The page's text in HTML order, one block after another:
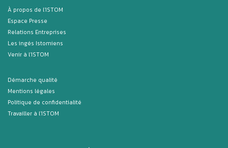
À propos de l'ISTOM
Espace Presse
Relations Entreprises
Les ingés Istomiens
Venir à l'ISTOM
Démarche qualité
Mentions légales
Politique de confidentialité
Travailler à l'ISTOM